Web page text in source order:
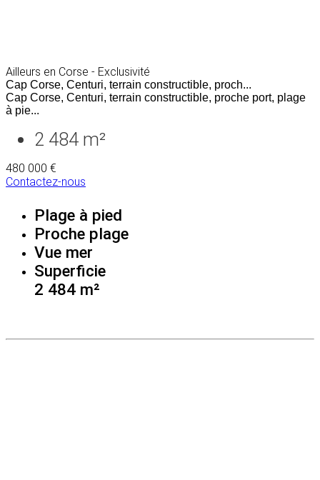
Ailleurs en Corse - Exclusivité
Cap Corse, Centuri, terrain constructible, proch...
Cap Corse, Centuri, terrain constructible, proche port, plage
à pie...
2 484 m²
480 000 €
Contactez-nous
Plage à pied
Proche plage
Vue mer
Superficie
2 484 m²